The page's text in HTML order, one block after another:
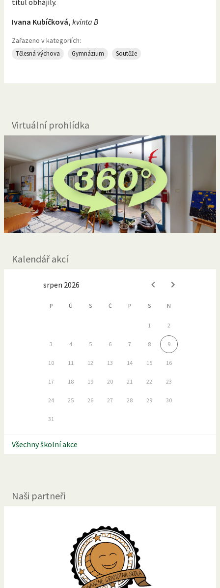
Ivana Kubíčková, kvinta B
Zařazeno v kategoriích:
Tělesná výchova Gymnázium Soutěže
Virtuální prohlídka
Kalendář akcí
srpen 2026
P Ú S Č P S N
1 2
3 4 5 6 7 8 9
10 11 12 13 14 15 16
17 18 19 20 21 22 23
24 25 26 27 28 29 30
31
Všechny školní akce
Naši partneři